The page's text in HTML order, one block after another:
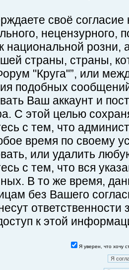
своё
нецензурного,
национальной
страны, страны,
"Круга"”, или
подобных
Ваш аккаунт и
С этой целью
с тем, что
время по своему
или удалить
с тем, что вся
В то же время,
без Вашего
ответственности
к этой
Я уверен, что хочу